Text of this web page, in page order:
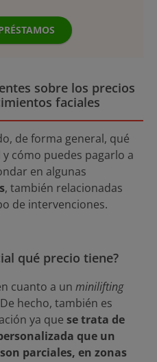
sobre los precios
faciales
de forma general, qué
cómo puedes pagarlo a
en algunas
, también relacionadas
de intervenciones.
qué precio tiene?
cuanto a un minilifting
hecho, también es
ya que se trata de
que un
parciales, en zonas